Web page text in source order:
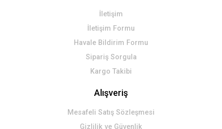
Gönder
İletişim
İletişim Formu
Havale Bildirim Formu
Sipariş Sorgula
Kargo Takibi
Alışveriş
Mesafeli Satış Sözleşmesi
Gizlilik ve Güvenlik